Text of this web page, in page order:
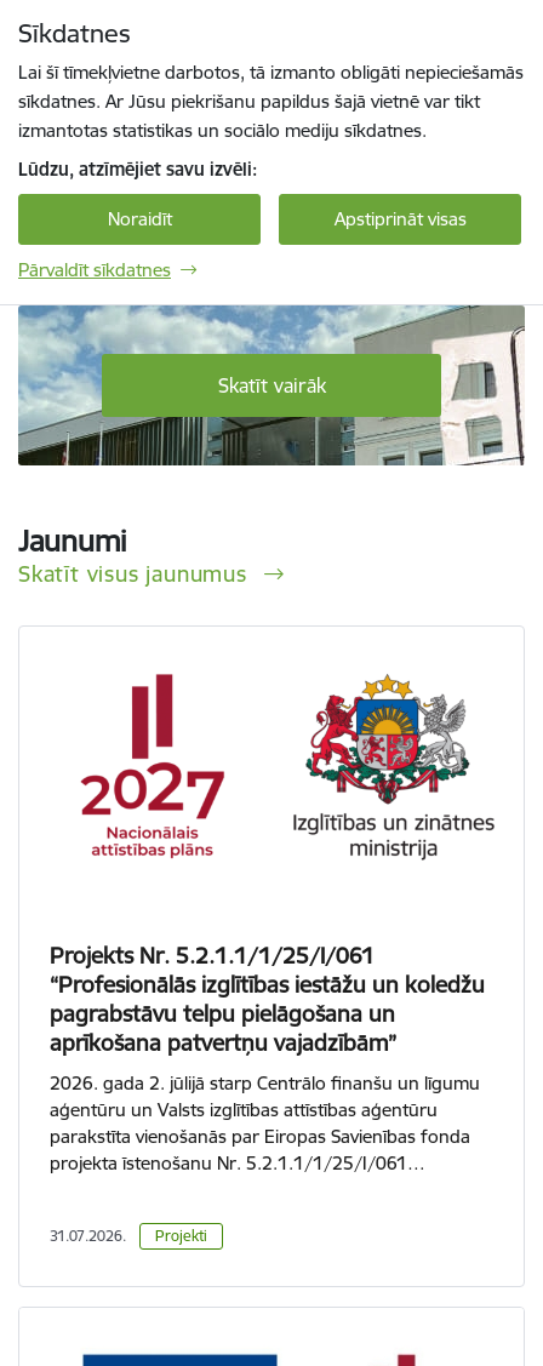
Sīkdatnes
Lai šī tīmekļvietne darbotos, tā izmanto obligāti nepieciešamās
sīkdatnes. Ar Jūsu piekrišanu papildus šajā vietnē var tikt
izmantotas statistikas un sociālo mediju sīkdatnes.
Lūdzu, atzīmējiet savu izvēli:
Noraidīt Apstiprināt visas
Pārvaldīt sīkdatnes
Daugavpils Tehnoloģiju un tūrisma tehnikums
Skatīt vairāk
Jaunumi
Skatīt visus jaunumus
Projekts Nr. 5.2.1.1/1/25/I/061
“Profesionālās izglītības iestāžu un koledžu
pagrabstāvu telpu pielāgošana un
aprīkošana patvertņu vajadzībām”
2026. gada 2. jūlijā starp Centrālo finanšu un līgumu
aģentūru un Valsts izglītības attīstības aģentūru
parakstīta vienošanās par Eiropas Savienības fonda
projekta īstenošanu Nr. 5.2.1.1/1/25/I/061…
31.07.2026. Projekti